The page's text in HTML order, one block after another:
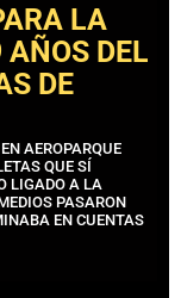
LA
DEL
DE
AEROPARQUE
QUE SÍ
LIGADO A LA
PASARON
EN CUENTAS